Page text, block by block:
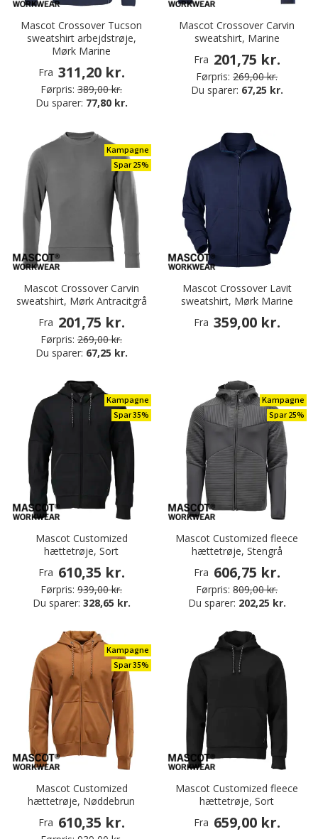
Mascot Crossover Tucson
sweatshirt arbejdstrøje,
Mørk Marine
Fra 311,20 kr.
Førpris: 389,00 kr.
Du sparer: 77,80 kr.
Mascot Crossover Carvin
sweatshirt, Marine
Fra 201,75 kr.
Førpris: 269,00 kr.
Du sparer: 67,25 kr.
Kampagne
Spar 25%
Mascot Crossover Carvin
sweatshirt, Mørk Antracitgrå
Fra 201,75 kr.
Førpris: 269,00 kr.
Du sparer: 67,25 kr.
Mascot Crossover Lavit
sweatshirt, Mørk Marine
Fra 359,00 kr.
Kampagne
Spar 35%
Mascot Customized
hættetrøje, Sort
Fra 610,35 kr.
Førpris: 939,00 kr.
Du sparer: 328,65 kr.
Kampagne
Spar 25%
Mascot Customized fleece
hættetrøje, Stengrå
Fra 606,75 kr.
Førpris: 809,00 kr.
Du sparer: 202,25 kr.
Kampagne
Spar 35%
Mascot Customized
hættetrøje, Nøddebrun
Fra 610,35 kr.
Mascot Customized fleece
hættetrøje, Sort
Fra 659,00 kr.